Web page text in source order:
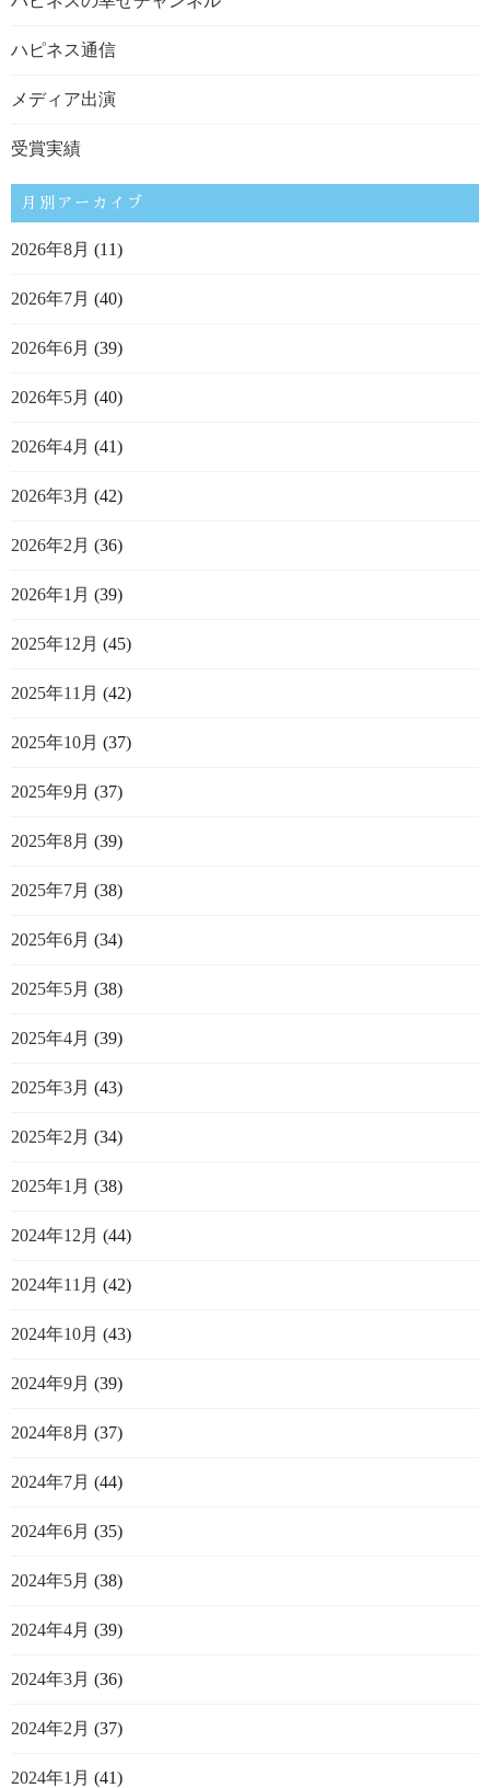
ハピネス通信
メディア出演
受賞実績
月別アーカイブ
2026年8月 (11)
2026年7月 (40)
2026年6月 (39)
2026年5月 (40)
2026年4月 (41)
2026年3月 (42)
2026年2月 (36)
2026年1月 (39)
2025年12月 (45)
2025年11月 (42)
2025年10月 (37)
2025年9月 (37)
2025年8月 (39)
2025年7月 (38)
2025年6月 (34)
2025年5月 (38)
2025年4月 (39)
2025年3月 (43)
2025年2月 (34)
2025年1月 (38)
2024年12月 (44)
2024年11月 (42)
2024年10月 (43)
2024年9月 (39)
2024年8月 (37)
2024年7月 (44)
2024年6月 (35)
2024年5月 (38)
2024年4月 (39)
2024年3月 (36)
2024年2月 (37)
2024年1月 (41)